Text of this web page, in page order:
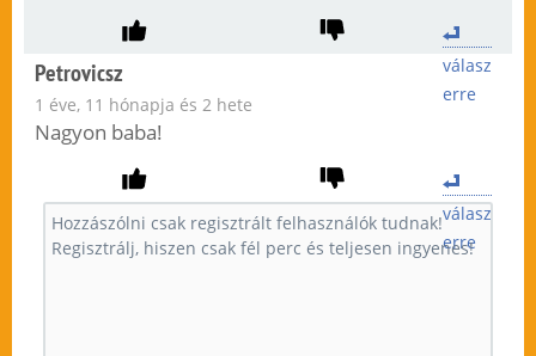
válasz
erre
Petrovicsz
1 éve, 11 hónapja és 2 hete
Nagyon baba!
válasz
erre